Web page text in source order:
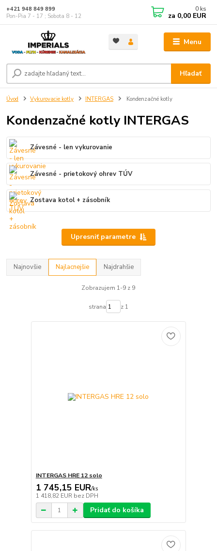
Menu
Hľadať
+421 948 849 899
Pon-Pia 7 - 17 ; Sobota 8 - 12
0 ks
za 0,00 EUR
Úvod Vykurovacie kotly INTERGAS Kondenzačné kotly
Kondenzačné kotly INTERGAS
Závesné - len vykurovanie
Závesné - prietokový ohrev TÚV
Zostava kotol + zásobník
Upresniť parametre
Najnovšie Najlacnejšie Najdrahšie
Zobrazujem 1-9 z 9
strana z 1
INTERGAS HRE 12 solo
1 745,15 EUR/ks
1 418,82 EUR bez DPH
Pridať do košíka